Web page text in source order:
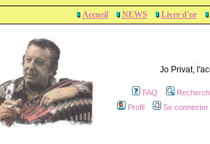
Accueil NEWS Livre d'or
Jo Privat,
FAQ
Profil
Se